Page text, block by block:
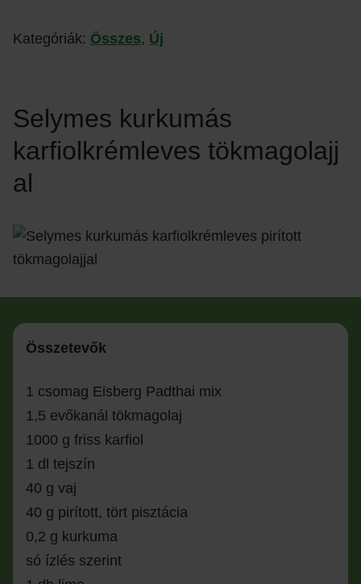
Kategóriák: Összes, Új
Selymes kurkumás
karfiolkrémleves tökmagolajj
al
Összetevők
1 csomag Eisberg Padthai mix
1,5 evőkanál tökmagolaj
1000 g friss karfiol
1 dl tejszín
40 g vaj
40 g pirított, tört pisztácia
0,2 g kurkuma
só ízlés szerint